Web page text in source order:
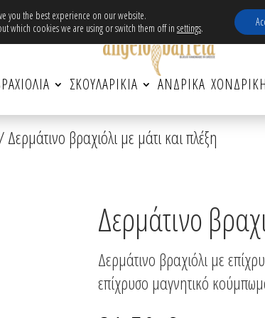
μεταφορικά εντός Ελλάδας για
ΣΚΟΥΛΑΡΙΚΙΑ ΑΝΔΡΙΚΆ ΧΟΝΔΡΙΚΗ
Δερμάτινο βραχιόλι με μάτι και πλέξη
Δερμάτινο
Δερμάτινο βραχιόλι με
επίχρυσο μαγνητικό
you the best experience on our website.
which cookies we are using or switch them off in settings.